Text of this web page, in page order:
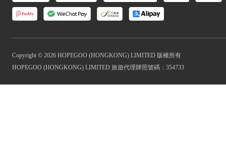
Copyright © 2026 HOPEGOO (HONGKONG) LIMITED 版權所有
HOPEGOO (HONGKONG) LIMITED 旅遊代理牌照號碼：354733